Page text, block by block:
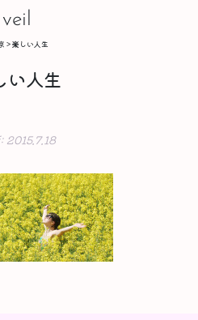
veil
>楽しい人生
い人生
2015.7.18